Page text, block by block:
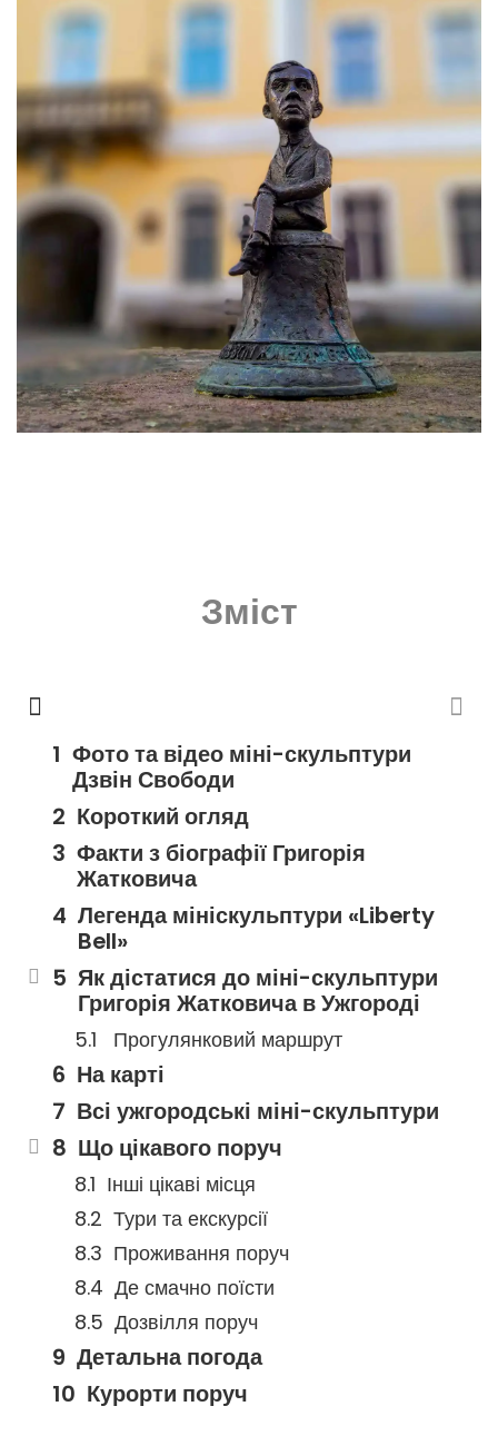
Зміст
Фото та відео міні-скульптури
Дзвін Свободи
Короткий огляд
Факти з біографії Григорія
Жатковича
Легенда мініскульптури «Liberty
Bell»
Як дістатися до міні-скульптури
Григорія Жатковича в Ужгороді
Прогулянковий маршрут
На карті
Всі ужгородські міні-скульптури
Що цікавого поруч
Інші цікаві місця
Тури та екскурсії
Проживання поруч
Де смачно поїсти
Дозвілля поруч
Детальна погода
Курорти поруч